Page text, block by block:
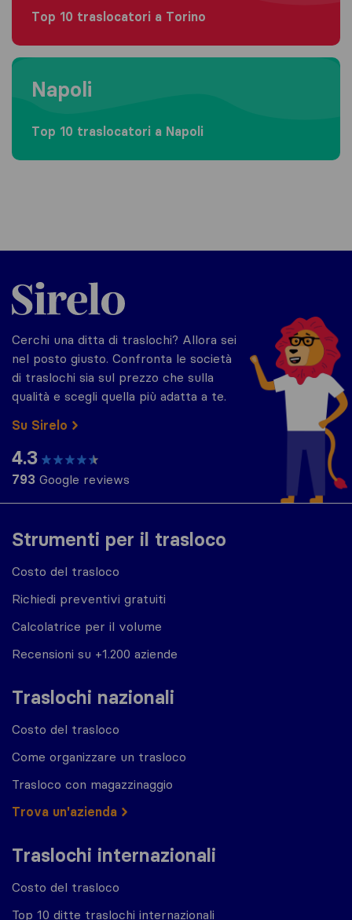
Top 10 traslocatori a Torino
Moving to Napoli
Napoli
Top 10 traslocatori a Napoli
Strumenti per il trasloco
Costo del trasloco
Richiedi preventivi gratuiti
Calcolatrice per il volume
Recensioni su +1.200 aziende
Traslochi nazionali
Costo del trasloco
Come organizzare un trasloco
Trasloco con magazzinaggio
Trova un'azienda
Traslochi internazionali
Costo del trasloco
Top 10 ditte traslochi internazionali
Sirelo.it
Cerchi una ditta di traslochi? Allora sei
nel posto giusto. Confronta le società
di traslochi sia sul prezzo che sulla
qualità e scegli quella più adatta a te.
Su Sirelo
4.3
793 Google reviews